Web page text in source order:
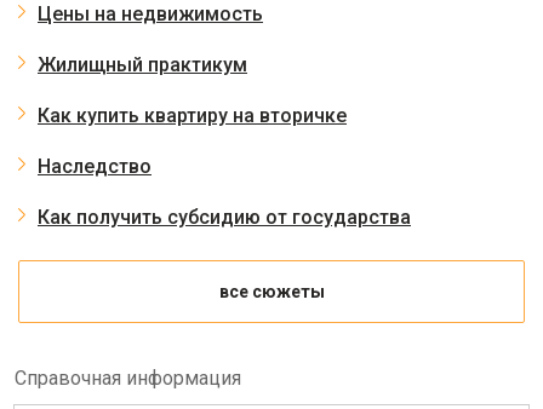
Цены на недвижимость
Жилищный практикум
Как купить квартиру на вторичке
Наследство
Как получить субсидию от государства
все сюжеты
Справочная информация